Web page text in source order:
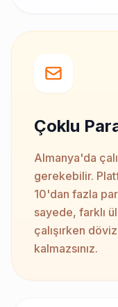
Çoklu
Almanya'da
gerekebilir.
10'dan fazla
sayede, farklı
çalışırken
kalmazsınız.